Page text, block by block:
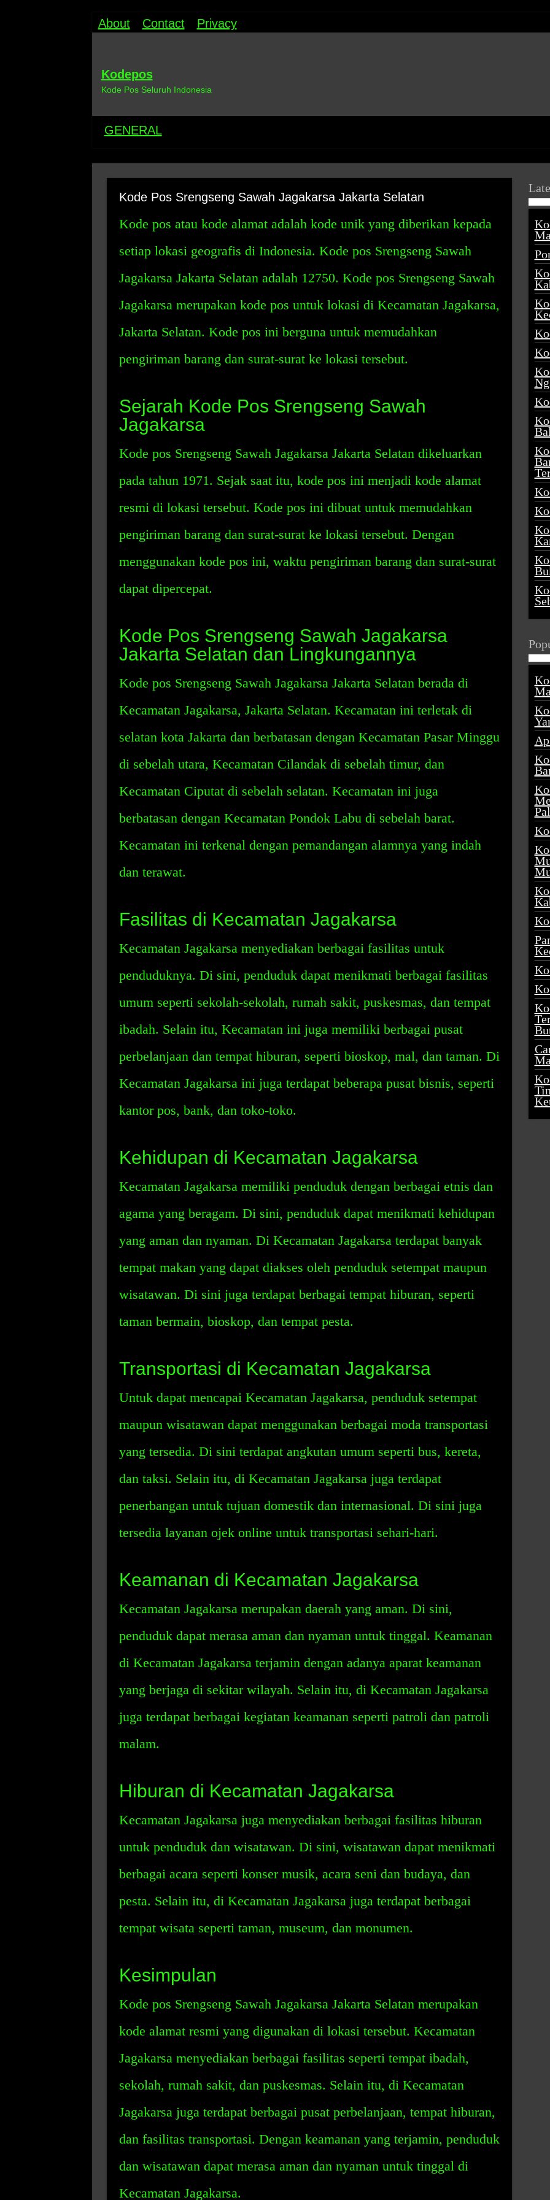
About Contact Privacy
Kodepos
Kode Pos Seluruh Indonesia
GENERAL
Kode Pos Srengseng Sawah Jagakarsa Jakarta Selatan
Kode pos atau kode alamat adalah kode unik yang diberikan kepada
setiap lokasi geografis di Indonesia. Kode pos Srengseng Sawah
Jagakarsa Jakarta Selatan adalah 12750. Kode pos Srengseng Sawah
Jagakarsa merupakan kode pos untuk lokasi di Kecamatan Jagakarsa,
Jakarta Selatan. Kode pos ini berguna untuk memudahkan
pengiriman barang dan surat-surat ke lokasi tersebut.
Sejarah Kode Pos Srengseng Sawah
Jagakarsa
Kode pos Srengseng Sawah Jagakarsa Jakarta Selatan dikeluarkan
pada tahun 1971. Sejak saat itu, kode pos ini menjadi kode alamat
resmi di lokasi tersebut. Kode pos ini dibuat untuk memudahkan
pengiriman barang dan surat-surat ke lokasi tersebut. Dengan
menggunakan kode pos ini, waktu pengiriman barang dan surat-surat
dapat dipercepat.
Kode Pos Srengseng Sawah Jagakarsa
Jakarta Selatan dan Lingkungannya
Kode pos Srengseng Sawah Jagakarsa Jakarta Selatan berada di
Kecamatan Jagakarsa, Jakarta Selatan. Kecamatan ini terletak di
selatan kota Jakarta dan berbatasan dengan Kecamatan Pasar Minggu
di sebelah utara, Kecamatan Cilandak di sebelah timur, dan
Kecamatan Ciputat di sebelah selatan. Kecamatan ini juga
berbatasan dengan Kecamatan Pondok Labu di sebelah barat.
Kecamatan ini terkenal dengan pemandangan alamnya yang indah
dan terawat.
Fasilitas di Kecamatan Jagakarsa
Kecamatan Jagakarsa menyediakan berbagai fasilitas untuk
penduduknya. Di sini, penduduk dapat menikmati berbagai fasilitas
umum seperti sekolah-sekolah, rumah sakit, puskesmas, dan tempat
ibadah. Selain itu, Kecamatan ini juga memiliki berbagai pusat
perbelanjaan dan tempat hiburan, seperti bioskop, mal, dan taman. Di
Kecamatan Jagakarsa ini juga terdapat beberapa pusat bisnis, seperti
kantor pos, bank, dan toko-toko.
Kehidupan di Kecamatan Jagakarsa
Kecamatan Jagakarsa memiliki penduduk dengan berbagai etnis dan
agama yang beragam. Di sini, penduduk dapat menikmati kehidupan
yang aman dan nyaman. Di Kecamatan Jagakarsa terdapat banyak
tempat makan yang dapat diakses oleh penduduk setempat maupun
wisatawan. Di sini juga terdapat berbagai tempat hiburan, seperti
taman bermain, bioskop, dan tempat pesta.
Transportasi di Kecamatan Jagakarsa
Untuk dapat mencapai Kecamatan Jagakarsa, penduduk setempat
maupun wisatawan dapat menggunakan berbagai moda transportasi
yang tersedia. Di sini terdapat angkutan umum seperti bus, kereta,
dan taksi. Selain itu, di Kecamatan Jagakarsa juga terdapat
penerbangan untuk tujuan domestik dan internasional. Di sini juga
tersedia layanan ojek online untuk transportasi sehari-hari.
Keamanan di Kecamatan Jagakarsa
Kecamatan Jagakarsa merupakan daerah yang aman. Di sini,
penduduk dapat merasa aman dan nyaman untuk tinggal. Keamanan
di Kecamatan Jagakarsa terjamin dengan adanya aparat keamanan
yang berjaga di sekitar wilayah. Selain itu, di Kecamatan Jagakarsa
juga terdapat berbagai kegiatan keamanan seperti patroli dan patroli
malam.
Hiburan di Kecamatan Jagakarsa
Kecamatan Jagakarsa juga menyediakan berbagai fasilitas hiburan
untuk penduduk dan wisatawan. Di sini, wisatawan dapat menikmati
berbagai acara seperti konser musik, acara seni dan budaya, dan
pesta. Selain itu, di Kecamatan Jagakarsa juga terdapat berbagai
tempat wisata seperti taman, museum, dan monumen.
Kesimpulan
Kode pos Srengseng Sawah Jagakarsa Jakarta Selatan merupakan
kode alamat resmi yang digunakan di lokasi tersebut. Kecamatan
Jagakarsa menyediakan berbagai fasilitas seperti tempat ibadah,
sekolah, rumah sakit, dan puskesmas. Selain itu, di Kecamatan
Jagakarsa juga terdapat berbagai pusat perbelanjaan, tempat hiburan,
dan fasilitas transportasi. Dengan keamanan yang terjamin, penduduk
dan wisatawan dapat merasa aman dan nyaman untuk tinggal di
Kecamatan Jagakarsa.